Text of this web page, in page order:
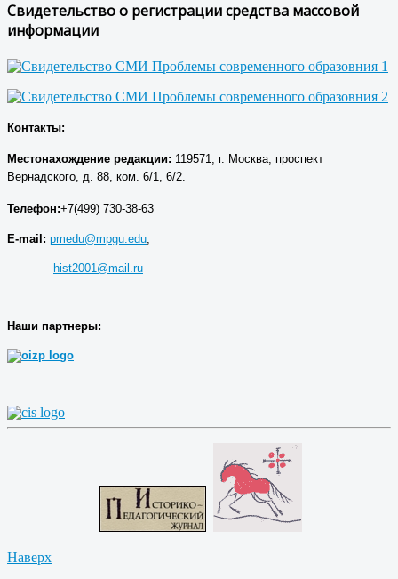
Свидетельство о регистрации средства массовой
информации
Контакты:
Местонахождение редакции: 119571, г. Москва, проспект
Вернадского, д. 88, ком. 6/1, 6/2.
Телефон:+7(499) 730-38-63
E-mail: pmedu@mpgu.edu,
hist2001@mail.ru
Наши партнеры:
Наверх